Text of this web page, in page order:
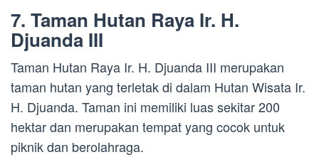
7. Taman Hutan Raya Ir. H.
Djuanda III
Taman Hutan Raya Ir. H. Djuanda III merupakan
taman hutan yang terletak di dalam Hutan Wisata Ir.
H. Djuanda. Taman ini memiliki luas sekitar 200
hektar dan merupakan tempat yang cocok untuk
piknik dan berolahraga.